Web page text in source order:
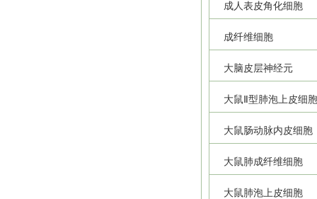
成人表皮角化细胞
成纤维细胞
大脑皮层神经元
大鼠Ⅱ型肺泡上皮细胞
大鼠肠动脉内皮细胞
大鼠肺成纤维细胞
大鼠肺泡上皮细胞